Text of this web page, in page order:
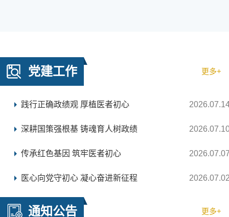
党建工作 更多+
践行正确政绩观 厚植医者初心
深耕国策强根基 铸魂育人树政绩
传承红色基因 筑牢医者初心
医心向党守初心 凝心奋进新征程
通知公告 更多+